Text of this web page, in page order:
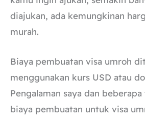
diajukan, ada kemungkinan
murah.
Biaya pembuatan visa umroh
menggunakan kurs USD atau
Pengalaman saya dan
biaya pembuatan untuk visa